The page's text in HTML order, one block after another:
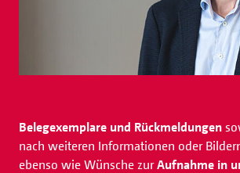
Belegexemplare und Rückmeldungen
nach weiteren Informationen oder
ebenso wie Wünsche zurAufnahme in